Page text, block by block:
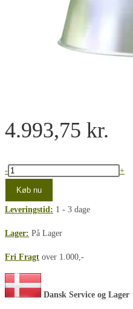
4.993,75 kr.
Sunflux
High
Bay
160W
3000K
Alu
90°
antal
- +
Køb nu
Leveringstid: 1 - 3 dage
Lager: På Lager
Fri Fragt over 1.000,-
Dansk Service og Lager